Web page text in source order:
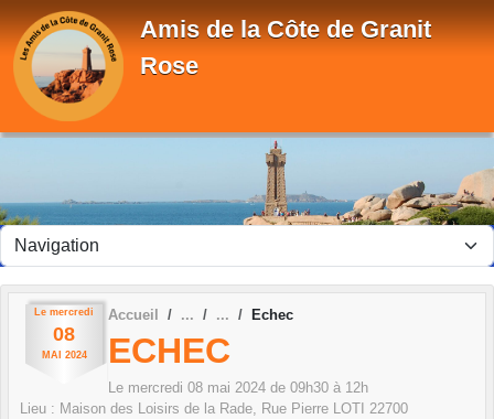
Amis de la Côte de Granit
Rose
Le mercredi
08
MAI 2024
Accueil Echec
ECHEC
Le mercredi 08 mai 2024 de 09h30 à 12h
Lieu : Maison des Loisirs de la Rade, Rue Pierre LOTI 22700
Panneau de gestion des cookies